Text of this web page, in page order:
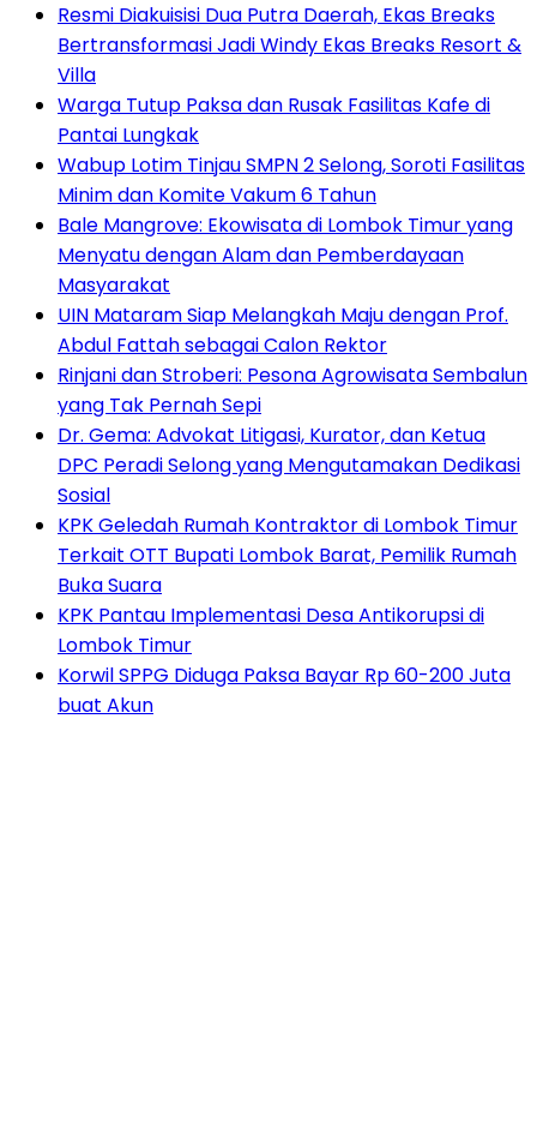
Resmi Diakuisisi Dua Putra Daerah, Ekas Breaks
Bertransformasi Jadi Windy Ekas Breaks Resort &
Villa
Warga Tutup Paksa dan Rusak Fasilitas Kafe di
Pantai Lungkak
Wabup Lotim Tinjau SMPN 2 Selong, Soroti Fasilitas
Minim dan Komite Vakum 6 Tahun
Bale Mangrove: Ekowisata di Lombok Timur yang
Menyatu dengan Alam dan Pemberdayaan
Masyarakat
UIN Mataram Siap Melangkah Maju dengan Prof.
Abdul Fattah sebagai Calon Rektor
Rinjani dan Stroberi: Pesona Agrowisata Sembalun
yang Tak Pernah Sepi
Dr. Gema: Advokat Litigasi, Kurator, dan Ketua
DPC Peradi Selong yang Mengutamakan Dedikasi
Sosial
KPK Geledah Rumah Kontraktor di Lombok Timur
Terkait OTT Bupati Lombok Barat, Pemilik Rumah
Buka Suara
KPK Pantau Implementasi Desa Antikorupsi di
Lombok Timur
Korwil SPPG Diduga Paksa Bayar Rp 60-200 Juta
buat Akun